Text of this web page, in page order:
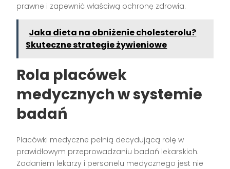
prawne i zapewnić właściwą ochronę zdrowia.
Jaka dieta na obniżenie cholesterolu?
Skuteczne strategie żywieniowe
Rola placówek
medycznych w systemie
badań
Placówki medyczne pełnią decydującą rolę w
prawidłowym przeprowadzaniu badań lekarskich.
Zadaniem lekarzy i personelu medycznego jest nie